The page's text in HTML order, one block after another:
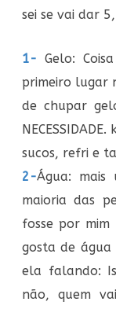
sei se vai dar
1- Gelo:
primeiro lugar
de chupar
sucos, refri e
2-Água: mais
maioria das
fosse por
gosta de água
ela falando:
não, quem